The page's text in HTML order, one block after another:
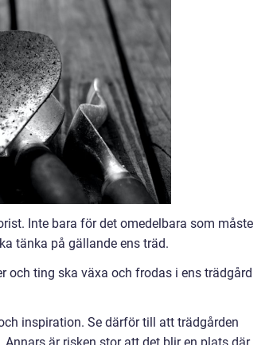
Inte bara för det omedelbara som måste
tänka på gällande ens träd.
och ting ska växa och frodas i ens trädgård
inspiration. Se därför till att trädgården